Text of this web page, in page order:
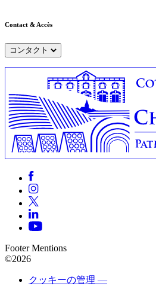
Contact & Accès
コンタクト
Footer Mentions
©2026
クッキーの管理 —